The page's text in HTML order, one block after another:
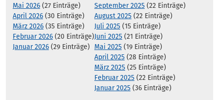
Mai 2026 (27 Einträge)
April 2026 (30 Einträge)
März 2026 (35 Einträge)
Februar 2026 (20 Einträge)
Januar 2026 (29 Einträge)
September 2025 (22 Einträge)
August 2025 (22 Einträge)
Juli 2025 (15 Einträge)
Juni 2025 (21 Einträge)
Mai 2025 (19 Einträge)
April 2025 (28 Einträge)
März 2025 (25 Einträge)
Februar 2025 (22 Einträge)
Januar 2025 (36 Einträge)